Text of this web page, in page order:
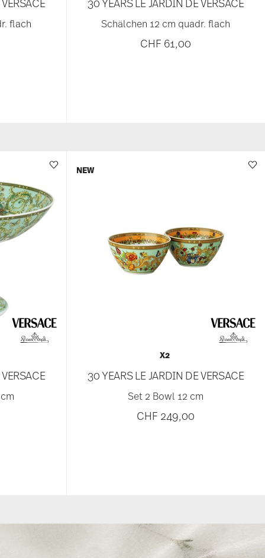
flach
30 YEARS LE JARDIN DE VERSACE
Schälchen 12 cm quadr. flach
CHF 61,00
X2
30 YEARS LE JARDIN DE VERSACE
Set 2 Bowl 12 cm
CHF 249,00
NEW